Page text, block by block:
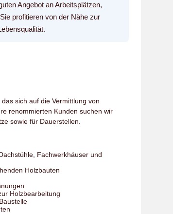
Angebot an Arbeitsplätzen,
profitieren von der Nähe zur
sich auf die Vermittlung von
renommierten Kunden suchen wir
sowie für Dauerstellen.
Fachwerkhäuser und
Holzbauten
Holzbearbeitung